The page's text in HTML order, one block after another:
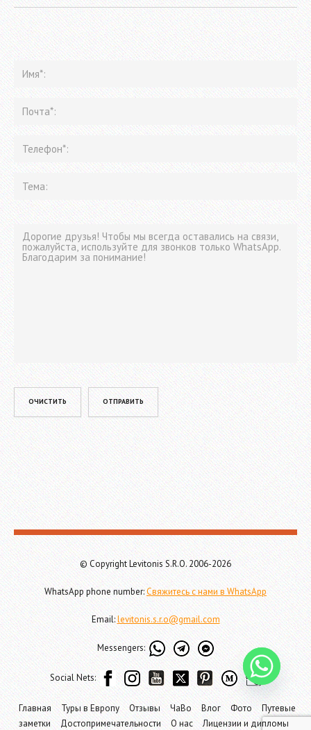
Please leave this field empty.
© Copyright Levitonis S.R.O. 2006-2026
WhatsApp phone number:Свяжитесь с нами в WhatsApp
Email:levitonis.s.r.o@gmail.com
Messengers:
Social Nets:
Главная Туры в Европу Отзывы ЧаВо Влог Фото
Путевые
заметки
Достопримечательности О нас Лицензии и дипломы